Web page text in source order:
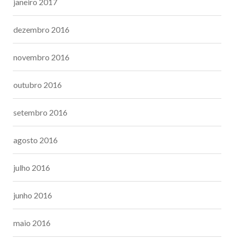
dezembro 2016
novembro 2016
outubro 2016
setembro 2016
agosto 2016
julho 2016
junho 2016
maio 2016